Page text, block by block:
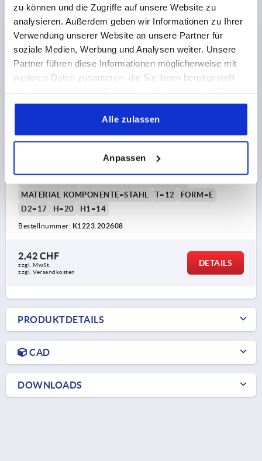
zu können und die Zugriffe auf unsere Website zu
analysieren. Außerdem geben wir Informationen zu Ihrer
Verwendung unserer Website an unsere Partner für
soziale Medien, Werbung und Analysen weiter. Unsere
Partner führen diese Informationen möglicherweise mit
weiteren Daten zusammen, die Sie ihnen bereitgestellt
gesammelt haben.
Alle zulassen
Anpassen
zzgl. MwSt.
DETAILS
K1223 E
SCHWARZ, KOMP:STAHL, GLÄNZEND
MATERIAL KOMPONENTE=STAHL
T=12
FORM=E
D2=17
H=20 H1=14
Bestellnummer: K1223.202608
2,42 CHF
zzgl. MwSt.
zzgl. Versandkosten
DETAILS
PRODUKTDETAILS
CAD
DOWNLOADS